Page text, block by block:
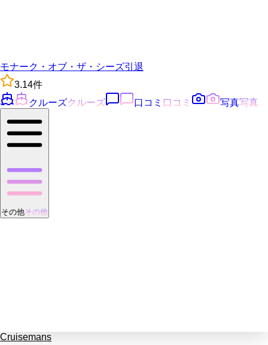
モナーク・オブ・ザ・シーズ引退
3.14件
クルーズクルーズ 口コミ 口コミ 写真写真
その他その他
Cruisemans